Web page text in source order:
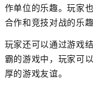
作单位的乐趣。玩家
合作和竞技对战的乐趣
玩家还可以通过游戏
霸的游戏中，玩家可
厚的游戏友谊。